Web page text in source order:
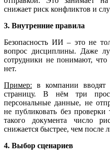
снижает риск конфликтов и
3. Внутренние правила
Безопасность ИИ – это не
вопрос дисциплины. Даже
сотрудники не понимают,
нет.
Пример: в компании вводят
страницу. В нём три
персональные данные, не
не публиковать без
такого документа число
снижается быстрее, чем после
4. Выбор сценариев